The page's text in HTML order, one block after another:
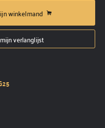
winkelmand
verlanglijst